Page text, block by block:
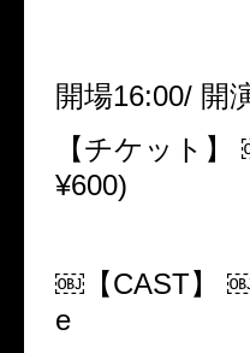
開場16:00/ 開
【チケット
¥600)
￼【CAST】
e